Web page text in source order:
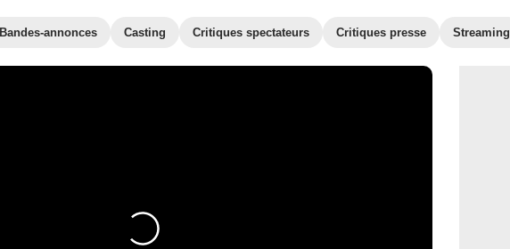
Bandes-annonces Casting Critiques spectateurs Critiques presse Streaming